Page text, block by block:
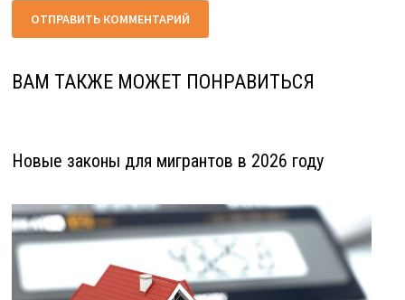
ВАМ ТАКЖЕ МОЖЕТ ПОНРАВИТЬСЯ
Новые законы для мигрантов в 2026 году